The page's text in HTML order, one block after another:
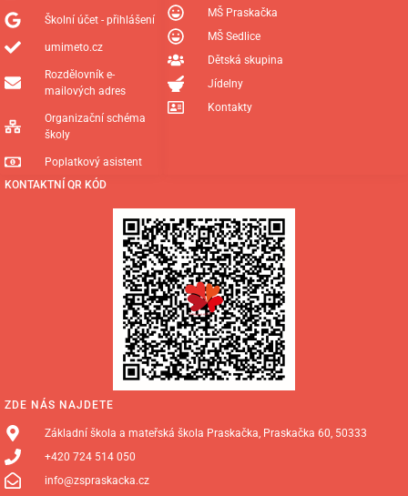
ZDE NÁS NAJDETE
Základní škola a mateřská škola Praskačka, Praskačka 60, 50333
+420 724 514 050
info@zspraskacka.cz
KONTAKTNÍ QR KÓD
MŠ Praskačka
MŠ Sedlice
Dětská skupina
Jídelny
Kontakty
Školní účet - přihlášení
umimeto.cz
Rozdělovník e-
mailových adres
Organizační schéma
školy
Poplatkový asistent